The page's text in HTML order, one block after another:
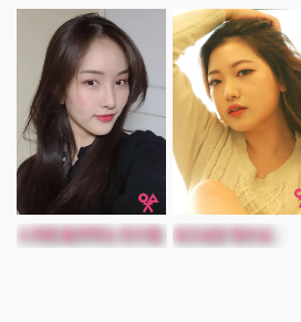
스와핑 돌려먹는 친구들 갖고싶은 형수님